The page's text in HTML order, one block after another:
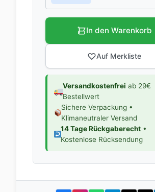
In den Warenkorb
Auf Merkliste
Versandkostenfrei ab 29€
Bestellwert
Sichere Verpackung •
Klimaneutraler Versand
14 Tage Rückgaberecht•
Kostenlose Rücksendung